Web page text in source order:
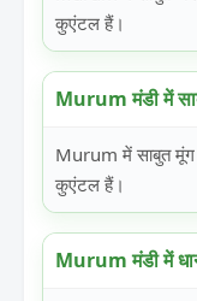
कुएंटल हैं।
Murum मंडी में
Murum में साबुत
कुएंटल हैं।
Murum मंडी में